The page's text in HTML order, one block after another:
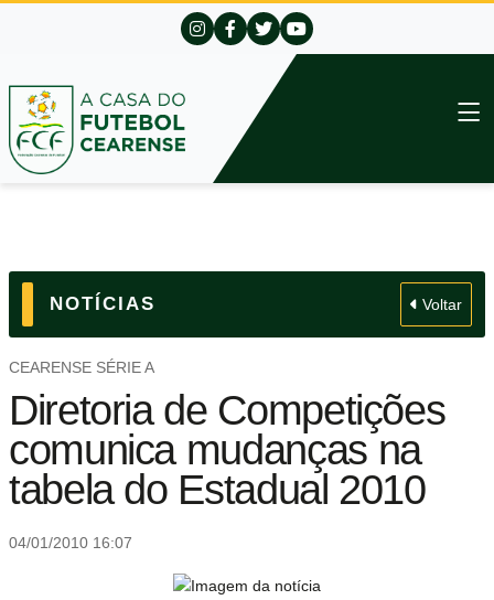
NOTÍCIAS Voltar
CEARENSE SÉRIE A
Diretoria de Competições
comunica mudanças na
tabela do Estadual 2010
04/01/2010 16:07